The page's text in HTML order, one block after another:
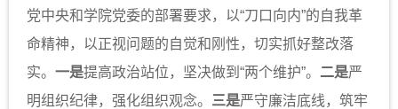
党中央和学院党委的部署要求，以“刀口向内”的自我革
命精神，以正视问题的自觉和刚性，切实抓好整改落
实。 一是提高政治站位，坚决做到“两个维护”。 二是严
明组织纪律，强化组织观念。 三是严守廉洁底线，筑牢